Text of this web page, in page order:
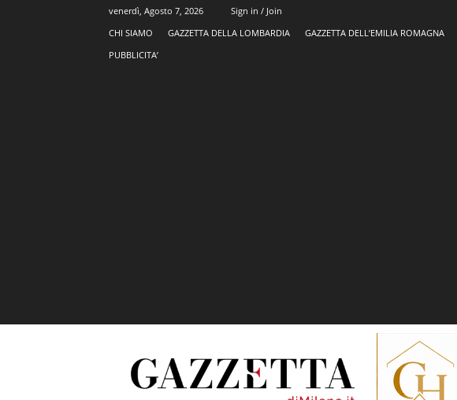
venerdì, Agosto 7, 2026
Sign in / Join
CHI SIAMO
GAZZETTA DELLA LOMBARDIA GAZZETTA DELL’EMILIA ROMAGNA
PUBBLICITA’